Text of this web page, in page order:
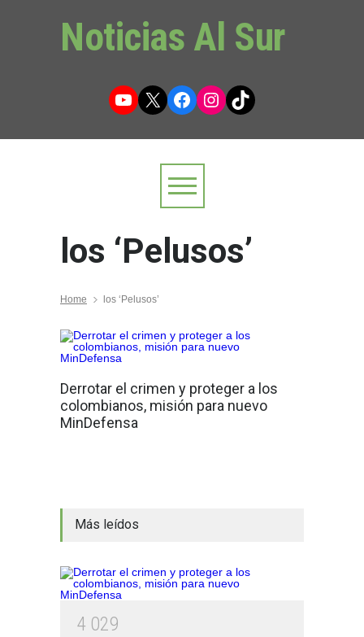
Noticias Al Sur
YouTube
X Facebook
Instagram
TikTok
los ‘Pelusos’
Home los ‘Pelusos’
Derrotar el crimen y proteger a los
colombianos, misión para nuevo
MinDefensa
Más leídos
4 029